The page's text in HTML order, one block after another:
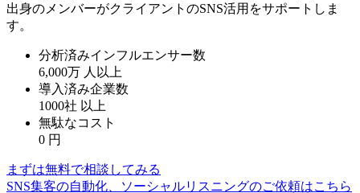
出身のメンバーがクライアントのSNS活用をサポートしま
す。
分析済みインフルエンサー数
6,000万 人以上
導入済み企業数
1000社 以上
無駄なコスト
0 円
まずは無料で相談してみる
SNS集客の自動化、ソーシャルリスニングのご依頼はこちら